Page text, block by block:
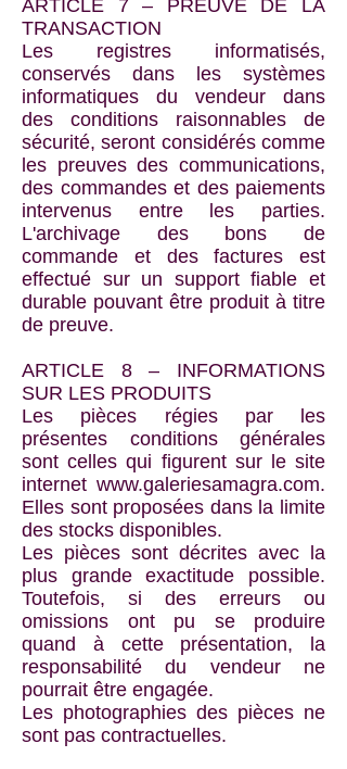
ARTICLE 7 – PREUVE DE LA
TRANSACTION
Les registres informatisés,
conservés dans les systèmes
informatiques du vendeur dans
des conditions raisonnables de
sécurité, seront considérés comme
les preuves des communications,
des commandes et des paiements
intervenus entre les parties.
L'archivage des bons de
commande et des factures est
effectué sur un support fiable et
durable pouvant être produit à titre
de preuve.
ARTICLE 8 – INFORMATIONS
SUR LES PRODUITS
Les pièces régies par les
présentes conditions générales
sont celles qui figurent sur le site
internet www.galeriesamagra.com.
Elles sont proposées dans la limite
des stocks disponibles.
Les pièces sont décrites avec la
plus grande exactitude possible.
Toutefois, si des erreurs ou
omissions ont pu se produire
quand à cette présentation, la
responsabilité du vendeur ne
pourrait être engagée.
Les photographies des pièces ne
sont pas contractuelles.